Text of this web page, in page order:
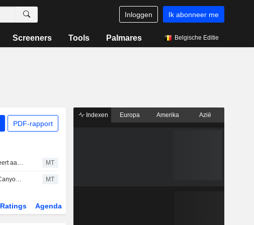
Inloggen Ik abonneer me
Screeners Tools Palmares Belgische Editie
PDF-rapport
Canyon Resources adviseert aandeelhouders voorlopig niet in te gaan op bod A2MP Investments; aandeel bereikt dieptepunt in jaren MT
Grootste aandeelhouder Canyon Resources brengt bod in contanten uit; koers bereikt laagste punt in twee jaar MT
Ratings Agenda
Indexen Europa Amerika Azië